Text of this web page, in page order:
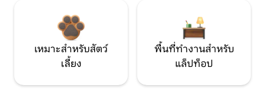
เหมาะสำหรับสัตว์
เลี้ยง
พื้นที่ทำงานสำหรับ
แล็ปท็อป